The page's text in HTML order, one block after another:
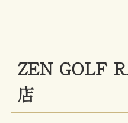
ZEN GOLF
店